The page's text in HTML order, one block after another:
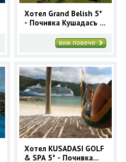
Хотел Grand Belish 5*
- Почивка Кушадасъ с
Лято 2026виж повече
Хотел KUSADASI GOLF
& SPA 5* - Почивка